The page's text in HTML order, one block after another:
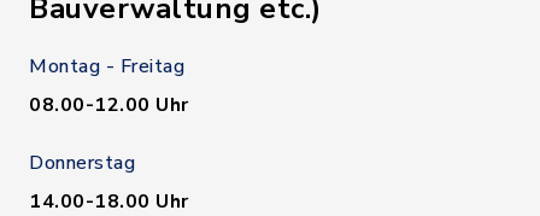
Bauverwaltung etc.)
Montag - Freitag
08.00-12.00 Uhr
Donnerstag
14.00-18.00 Uhr